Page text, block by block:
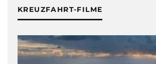
KREUZFAHRT-FILME